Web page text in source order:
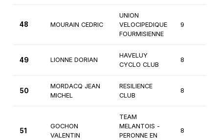
48 MOURAIN CEDRIC
UNION
VELOCIPEDIQUE
FOURMISIENNE
9
49 LIONNE DORIAN
HAVELUY
CYCLO CLUB
8
50
MORDACQ JEAN
MICHEL
RESILIENCE
CLUB
8
51
GOCHON
VALENTIN
TEAM
MELANTOIS -
PERONNE EN
8